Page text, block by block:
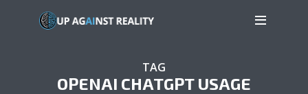
TAG
OPENAI CHATGPT USAGE